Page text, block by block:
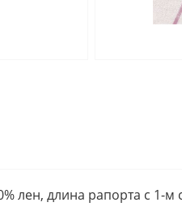
лен, длина рапорта с 1-